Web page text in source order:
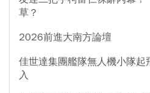
草？
2026前進大南方論壇
佳世達集團艦隊無人機小隊起
入